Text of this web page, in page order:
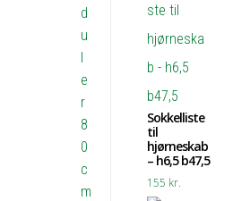
Sokkelliste
til
hjørneskab
– h6,5 b47,5
155 kr.
d
u
l
e
r
8
0
c
m